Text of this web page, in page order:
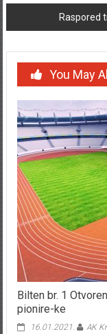
Raspored
You May
Bilten br. 1
pionire-ke
16.01.2021. AK